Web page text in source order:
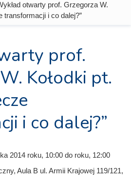
otwarty prof. Grzegorza W.
transformacji i co dalej?”
prof.
Kołodki pt.
i co dalej?”
2014 roku, 10:00 do roku, 12:00
Aula B ul. Armii Krajowej 119/121,